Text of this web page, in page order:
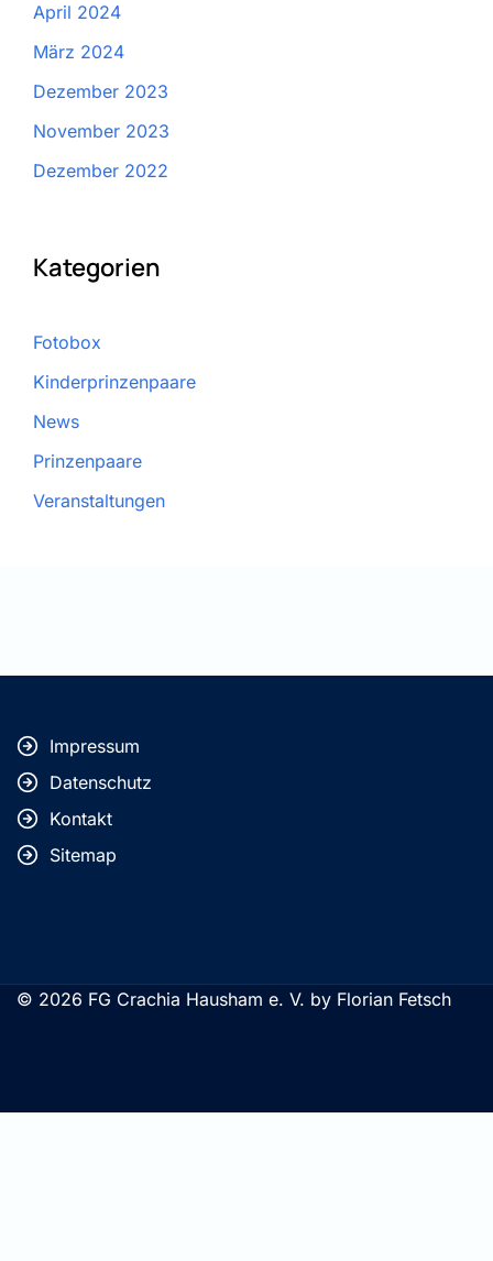
April 2024
März 2024
Dezember 2023
November 2023
Dezember 2022
Kategorien
Fotobox
Kinderprinzenpaare
News
Prinzenpaare
Veranstaltungen
Impressum
Datenschutz
Kontakt
Sitemap
© 2026 FG Crachia Hausham e. V. by Florian Fetsch